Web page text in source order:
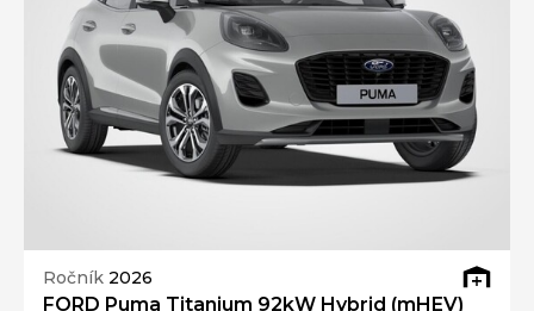
Ročník 2026
FORD Puma Titanium 92kW Hybrid (mHEV)